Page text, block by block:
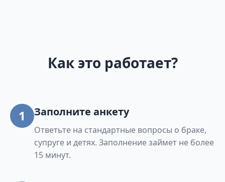
Как это работает?
1 Заполните анкету
Ответьте на стандартные вопросы о браке,
супруге и детях. Заполнение займет не более
15 минут.